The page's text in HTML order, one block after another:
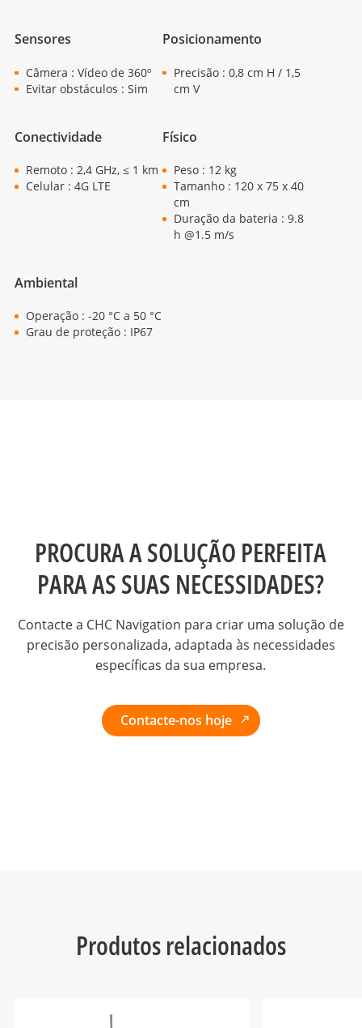
Sensores
Câmera : Vídeo de 360º
Evitar obstáculos : Sim
Posicionamento
Precisão : 0,8 cm H / 1,5
cm V
Conectividade
Remoto : 2,4 GHz, ≤ 1 km
Celular : 4G LTE
Físico
Peso : 12 kg
Tamanho : 120 x 75 x 40
cm
Duração da bateria : 9.8
h @1.5 m/s
Ambiental
Operação : -20 °C a 50 °C
Grau de proteção : IP67
PROCURA A SOLUÇÃO PERFEITA
PARA AS SUAS NECESSIDADES?
Contacte a CHC Navigation para criar uma solução de
precisão personalizada, adaptada às necessidades
específicas da sua empresa.
Contacte-nos hoje
Produtos relacionados